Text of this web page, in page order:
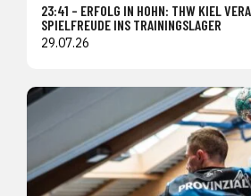
23:41 – ERFOLG IN HOHN: THW KIEL
SPIELFREUDE INS TRAININGSLAGER
29.07.26